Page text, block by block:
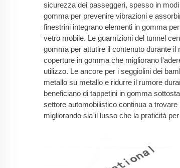
sicurezza dei passeggeri, spesso in
gomma per prevenire vibrazioni e
finestrini integrano elementi in gomma
vetro mobile. Le guarnizioni del tunnel
gomma per attutire il contenuto durante
coperture in gomma che migliorano
utilizzo. Le ancore per i seggiolini dei
metallo su metallo e ridurre il rumore
beneficiano di tappetini in gomma
settore automobilistico continua a
migliorando sia il lusso che la praticità